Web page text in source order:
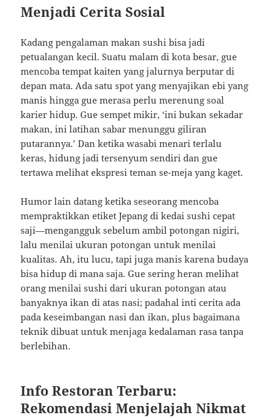
Menjadi Cerita Sosial
Kadang pengalaman makan sushi bisa jadi
petualangan kecil. Suatu malam di kota besar, gue
mencoba tempat kaiten yang jalurnya berputar di
depan mata. Ada satu spot yang menyajikan ebi yang
manis hingga gue merasa perlu merenung soal
karier hidup. Gue sempet mikir, ‘ini bukan sekadar
makan, ini latihan sabar menunggu giliran
putarannya.’ Dan ketika wasabi menari terlalu
keras, hidung jadi tersenyum sendiri dan gue
tertawa melihat ekspresi teman se-meja yang kaget.
Humor lain datang ketika seseorang mencoba
mempraktikkan etiket Jepang di kedai sushi cepat
saji—mengangguk sebelum ambil potongan nigiri,
lalu menilai ukuran potongan untuk menilai
kualitas. Ah, itu lucu, tapi juga manis karena budaya
bisa hidup di mana saja. Gue sering heran melihat
orang menilai sushi dari ukuran potongan atau
banyaknya ikan di atas nasi; padahal inti cerita ada
pada keseimbangan nasi dan ikan, plus bagaimana
teknik dibuat untuk menjaga kedalaman rasa tanpa
berlebihan.
Info Restoran Terbaru:
Rekomendasi Menjelajah Nikmat